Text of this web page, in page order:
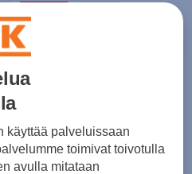
käyttää palveluissaan
toimivat toivotulla
avulla mitataan